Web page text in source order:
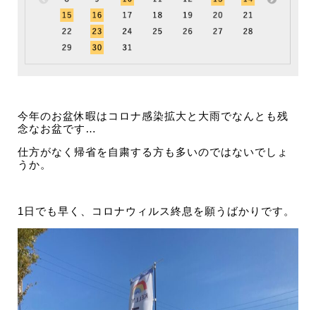
今年のお盆休暇はコロナ感染拡大と大雨でなんとも残
念なお盆です…
仕方がなく帰省を自粛する方も多いのではないでしょ
うか。
1日でも早く、コロナウィルス終息を願うばかりです。